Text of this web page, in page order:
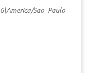
Sao_Paulo